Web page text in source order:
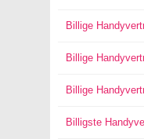
Billige
Billige
Billige
Billigste